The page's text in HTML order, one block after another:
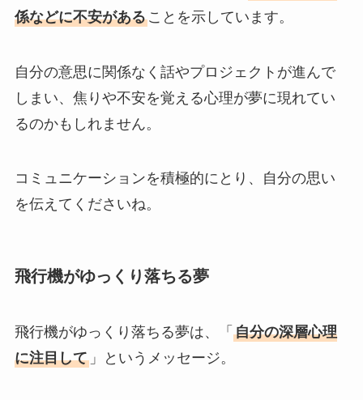
係などに不安があることを示しています。
自分の意思に関係なく話やプロジェクトが進んで
しまい、焦りや不安を覚える心理が夢に現れてい
るのかもしれません。
コミュニケーションを積極的にとり、自分の思い
を伝えてくださいね。
飛行機がゆっくり落ちる夢
飛行機がゆっくり落ちる夢は、「 自分の深層心理
に注目して」というメッセージ。